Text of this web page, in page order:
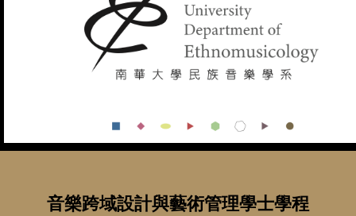
音樂跨域設計與藝術管理學士學程